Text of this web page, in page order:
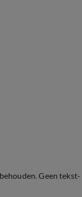
Geen tekst-